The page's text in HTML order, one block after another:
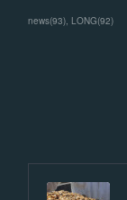
news(93) LONG(92)